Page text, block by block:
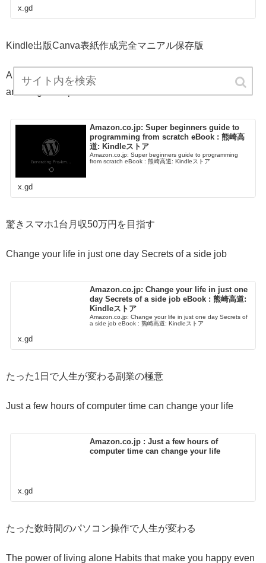
x.gd
Kindle出版Canva表紙作成完全マニアル保存版
Aim for a monthly income of 500000 yen with just one
amazing smartphone
Amazon.co.jp: Super beginners guide to
programming from scratch eBook : 熊崎高
道: Kindleストア
Amazon.co.jp: Super beginners guide to programming
from scratch eBook : 熊崎高道: Kindleストア
x.gd
驚きスマホ1台月収50万円を目指す
Change your life in just one day Secrets of a side job
Amazon.co.jp: Change your life in just one
day Secrets of a side job eBook : 熊崎高道:
Kindleストア
Amazon.co.jp: Change your life in just one day Secrets of
a side job eBook : 熊崎高道: Kindleストア
x.gd
たった1日で人生が変わる副業の極意
Just a few hours of computer time can change your life
Amazon.co.jp : Just a few hours of
computer time can change your life
x.gd
たった数時間のパソコン操作で人生が変わる
The power of living alone Habits that make you happy even